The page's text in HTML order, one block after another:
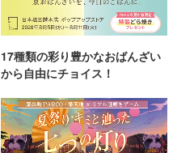
17種類の彩り豊かなおばんざい
から自由にチョイス！